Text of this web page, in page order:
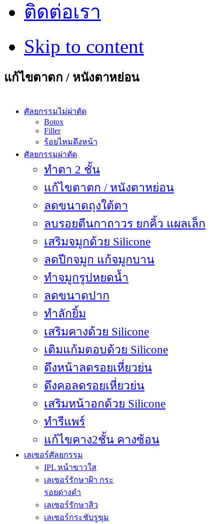
ติดต่อเรา
Skip to content
แก้ไขตาตก / หนังตาหย่อน
ศัลยกรรมไม่ผ่าตัด
Botox
Filler
ร้อยไหมดึงหน้า
ศัลยกรรมผ่าตัด
ทำตา 2 ชั้น
แก้ไขตาตก / หนังตาหย่อน
ลดขนาดถุงใต้ตา
ลบรอยตีนกาถาวร ยกคิ้ว แผลเล็ก
เสริมจมูกด้วย Silicone
ลดปีกจมูก แก้จมูกบาน
ทำจมูกรูปหยดน้ำ
ลดขนาดปาก
ทำลักยิ้ม
เสริมคางด้วย Silicone
เติมแก้มตอบด้วย Silicone
ดึงหน้าลดรอยเหี่ยวย่น
ดึงคอลดรอยเหี่ยวย่น
เสริมหน้าอกด้วย Silicone
ทำรีแพร์
เลเซอร์ศัลยกรรม
IPL หน้าขาวใส
เลเซอร์รักษาฝ้า กระ
รอยด่างดำ
เลเซอร์รักษาสิว
เลเซอร์กระชับรูขุม